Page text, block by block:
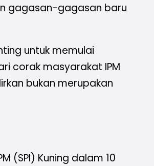
gagasan-gagasan baru
untuk memulai
corak masyarakat IPM
bukan merupakan
(SPI) Kuning dalam 10